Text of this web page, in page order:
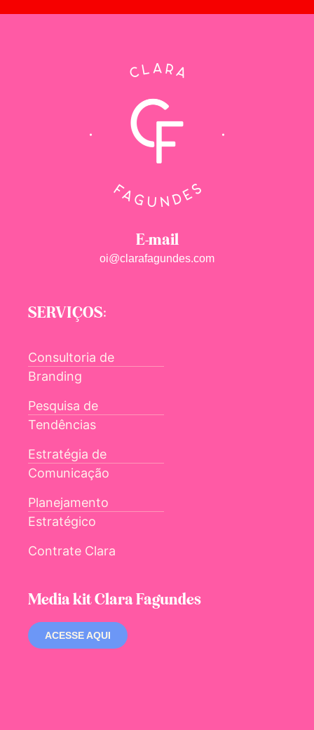
E-mail
oi@clarafagundes.com
SERVIÇOS:
Consultoria de
Branding
Pesquisa de
Tendências
Estratégia de
Comunicação
Planejamento
Estratégico
Contrate Clara
Media kit Clara Fagundes
ACESSE AQUI